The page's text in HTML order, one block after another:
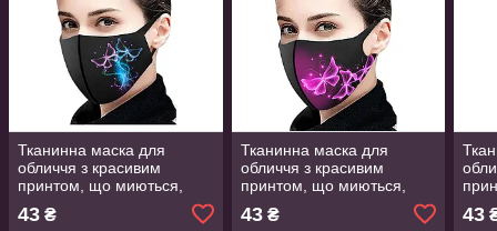
Тканинна маска для
обличчя з красивим
принтом, що миються,
багаторазова маска, легко
дихати в ній
43 ₴
Тканинна маска для
обличчя з красивим
принтом, що миються,
багаторазова маска, легко
дихати в ній
43₴ 43